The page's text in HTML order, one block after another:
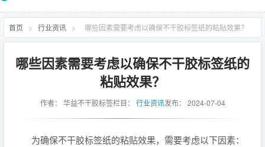
首页 > 行业资讯 > 哪些因素需要考虑以确保不干胶标签纸的粘贴效果？
哪些因素需要考虑以确保不干胶标签纸的
粘贴效果？
作者： 华益不干胶标签栏目： 行业资讯发布： 2024-07-04
为确保不干胶标签纸的粘贴效果，需要考虑以下因素：